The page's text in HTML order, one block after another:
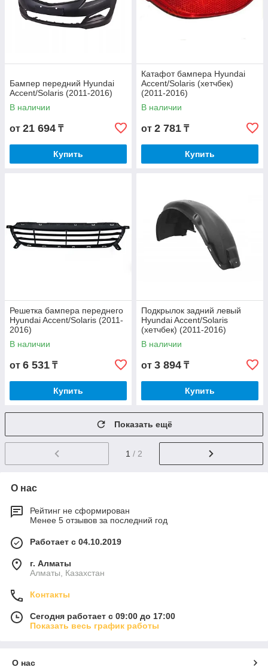
Бампер передний Hyundai
Accent/Solaris (2011-2016)
В наличии
от 21 694 ₸
Купить
Катафот бампера Hyundai
Accent/Solaris (хетчбек)
(2011-2016)
В наличии
от 2 781 ₸
Купить
Решетка бампера переднего
Hyundai Accent/Solaris (2011-
2016)
В наличии
от 6 531 ₸
Купить
Подкрылок задний левый
Hyundai Accent/Solaris
(хетчбек) (2011-2016)
В наличии
от 3 894 ₸
Купить
Показать ещё
1 / 2
О нас
Рейтинг не сформирован
Менее 5 отзывов за последний год
Работает с 04.10.2019
г. Алматы
Алматы, Казахстан
Контакты
Сегодня работает с 09:00 до 17:00
Показать весь график работы
О нас